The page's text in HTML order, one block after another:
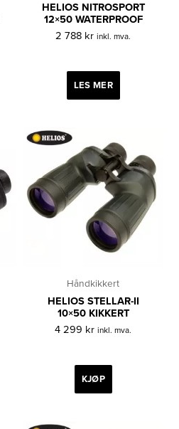
HELIOS NITROSPORT
12×50 WATERPROOF
2 788 kr inkl. mva.
LES MER
Håndkikkert
HELIOS STELLAR-II
10×50 KIKKERT
4 299 kr inkl. mva.
KJØP